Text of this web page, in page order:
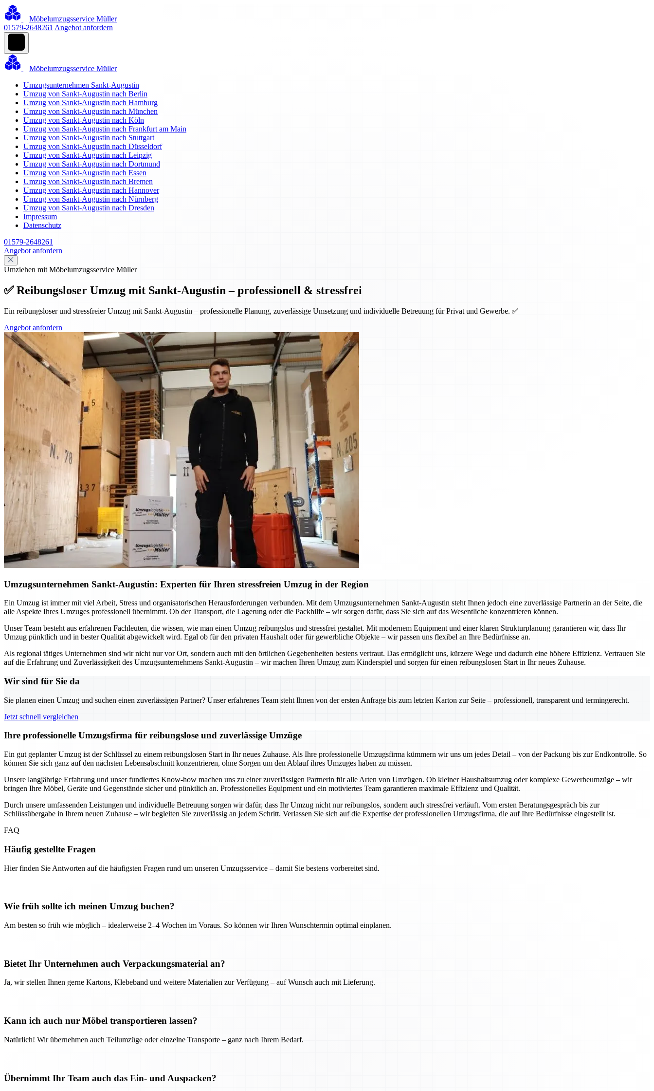
Möbelumzugsservice Müller
01579-2648261 Angebot anfordern
Möbelumzugsservice Müller
Umzugsunternehmen Sankt-Augustin
Umzug von Sankt-Augustin nach Berlin
Umzug von Sankt-Augustin nach Hamburg
Umzug von Sankt-Augustin nach München
Umzug von Sankt-Augustin nach Köln
Umzug von Sankt-Augustin nach Frankfurt am Main
Umzug von Sankt-Augustin nach Stuttgart
Umzug von Sankt-Augustin nach Düsseldorf
Umzug von Sankt-Augustin nach Leipzig
Umzug von Sankt-Augustin nach Dortmund
Umzug von Sankt-Augustin nach Essen
Umzug von Sankt-Augustin nach Bremen
Umzug von Sankt-Augustin nach Hannover
Umzug von Sankt-Augustin nach Nürnberg
Umzug von Sankt-Augustin nach Dresden
Impressum
Datenschutz
01579-2648261
Angebot anfordern
Umziehen mit Möbelumzugsservice Müller
✅ Reibungsloser Umzug mit Sankt-Augustin – professionell & stressfrei
Ein reibungsloser und stressfreier Umzug mit Sankt-Augustin – professionelle Planung, zuverlässige Umsetzung und individuelle Betreuung für Privat und Gewerbe. ✅
Angebot anfordern
Umzugsunternehmen Sankt-Augustin: Experten für Ihren stressfreien Umzug in der Region
Ein Umzug ist immer mit viel Arbeit, Stress und organisatorischen Herausforderungen verbunden. Mit dem Umzugsunternehmen Sankt-Augustin steht Ihnen jedoch eine zuverlässige Partnerin an der Seite, die
alle Aspekte Ihres Umzuges professionell übernimmt. Ob der Transport, die Lagerung oder die Packhilfe – wir sorgen dafür, dass Sie sich auf das Wesentliche konzentrieren können.
Unser Team besteht aus erfahrenen Fachleuten, die wissen, wie man einen Umzug reibungslos und stressfrei gestaltet. Mit modernem Equipment und einer klaren Strukturplanung garantieren wir, dass Ihr
Umzug pünktlich und in bester Qualität abgewickelt wird. Egal ob für den privaten Haushalt oder für gewerbliche Objekte – wir passen uns flexibel an Ihre Bedürfnisse an.
Als regional tätiges Unternehmen sind wir nicht nur vor Ort, sondern auch mit den örtlichen Gegebenheiten bestens vertraut. Das ermöglicht uns, kürzere Wege und dadurch eine höhere Effizienz. Vertrauen Sie
auf die Erfahrung und Zuverlässigkeit des Umzugsunternehmens Sankt-Augustin – wir machen Ihren Umzug zum Kinderspiel und sorgen für einen reibungslosen Start in Ihr neues Zuhause.
Wir sind für Sie da
Sie planen einen Umzug und suchen einen zuverlässigen Partner? Unser erfahrenes Team steht Ihnen von der ersten Anfrage bis zum letzten Karton zur Seite – professionell, transparent und termingerecht.
Jetzt schnell vergleichen
Ihre professionelle Umzugsfirma für reibungslose und zuverlässige Umzüge
Ein gut geplanter Umzug ist der Schlüssel zu einem reibungslosen Start in Ihr neues Zuhause. Als Ihre professionelle Umzugsfirma kümmern wir uns um jedes Detail – von der Packung bis zur Endkontrolle. So
können Sie sich ganz auf den nächsten Lebensabschnitt konzentrieren, ohne Sorgen um den Ablauf ihres Umzuges haben zu müssen.
Unsere langjährige Erfahrung und unser fundiertes Know-how machen uns zu einer zuverlässigen Partnerin für alle Arten von Umzügen. Ob kleiner Haushaltsumzug oder komplexe Gewerbeumzüge – wir
bringen Ihre Möbel, Geräte und Gegenstände sicher und pünktlich an. Professionelles Equipment und ein motiviertes Team garantieren maximale Effizienz und Qualität.
Durch unsere umfassenden Leistungen und individuelle Betreuung sorgen wir dafür, dass Ihr Umzug nicht nur reibungslos, sondern auch stressfrei verläuft. Vom ersten Beratungsgespräch bis zur
Schlüssübergabe in Ihrem neuen Zuhause – wir begleiten Sie zuverlässig an jedem Schritt. Verlassen Sie sich auf die Expertise der professionellen Umzugsfirma, die auf Ihre Bedürfnisse eingestellt ist.
FAQ
Häufig gestellte Fragen
Hier finden Sie Antworten auf die häufigsten Fragen rund um unseren Umzugsservice – damit Sie bestens vorbereitet sind.
Wie früh sollte ich meinen Umzug buchen?
Am besten so früh wie möglich – idealerweise 2–4 Wochen im Voraus. So können wir Ihren Wunschtermin optimal einplanen.
Bietet Ihr Unternehmen auch Verpackungsmaterial an?
Ja, wir stellen Ihnen gerne Kartons, Klebeband und weitere Materialien zur Verfügung – auf Wunsch auch mit Lieferung.
Kann ich auch nur Möbel transportieren lassen?
Natürlich! Wir übernehmen auch Teilumzüge oder einzelne Transporte – ganz nach Ihrem Bedarf.
Übernimmt Ihr Team auch das Ein- und Auspacken?